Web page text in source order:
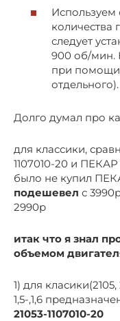
Используем
следует
900 об/мин.
при помощи
отдельного).
Долго думал про
для классики,
1107010-20 и ПЕКАР
было не купил
подешевел с
2990р
итак что я знал
объемом
1) для
1,5-,1,6
21053-1107010-20